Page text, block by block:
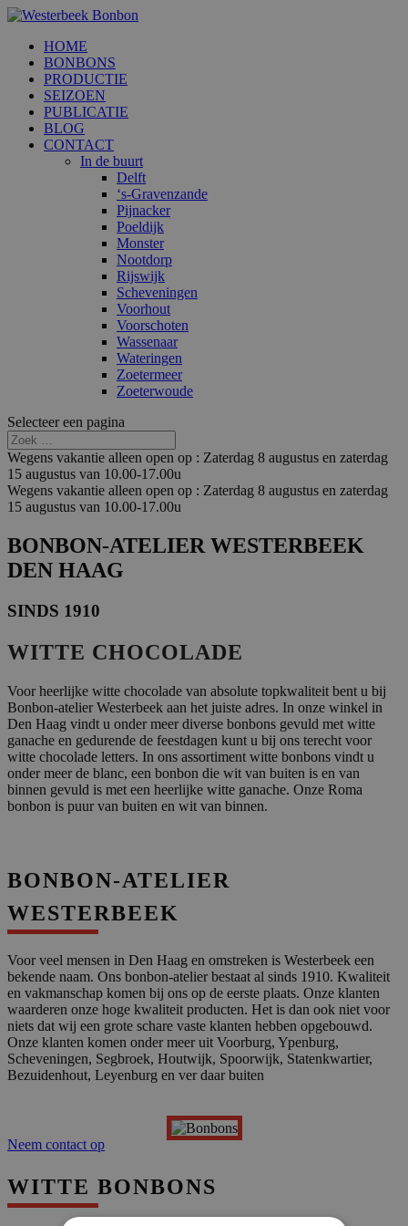
HOME
BONBONS
PRODUCTIE
SEIZOEN
PUBLICATIE
BLOG
CONTACT
In de buurt
Delft
‘s-Gravenzande
Pijnacker
Poeldijk
Monster
Nootdorp
Rijswijk
Scheveningen
Voorhout
Voorschoten
Wassenaar
Wateringen
Zoetermeer
Zoeterwoude
Selecteer een pagina
Wegens vakantie alleen open op : Zaterdag 8 augustus en zaterdag
15 augustus van 10.00-17.00u
Wegens vakantie alleen open op : Zaterdag 8 augustus en zaterdag
15 augustus van 10.00-17.00u
BONBON-ATELIER WESTERBEEK
DEN HAAG
SINDS 1910
WITTE CHOCOLADE
Voor heerlijke witte chocolade van absolute topkwaliteit bent u bij
Bonbon-atelier Westerbeek aan het juiste adres. In onze winkel in
Den Haag vindt u onder meer diverse bonbons gevuld met witte
ganache en gedurende de feestdagen kunt u bij ons terecht voor
witte chocolade letters. In ons assortiment witte bonbons vindt u
onder meer de blanc, een bonbon die wit van buiten is en van
binnen gevuld is met een heerlijke witte ganache. Onze Roma
bonbon is puur van buiten en wit van binnen.
BONBON-ATELIER
WESTERBEEK
Voor veel mensen in Den Haag en omstreken is Westerbeek een
bekende naam. Ons bonbon-atelier bestaat al sinds 1910. Kwaliteit
en vakmanschap komen bij ons op de eerste plaats. Onze klanten
waarderen onze hoge kwaliteit producten. Het is dan ook niet voor
niets dat wij een grote schare vaste klanten hebben opgebouwd.
Onze klanten komen onder meer uit Voorburg, Ypenburg,
Scheveningen, Segbroek, Houtwijk, Spoorwijk, Statenkwartier,
Bezuidenhout, Leyenburg en ver daar buiten
Neem contact op
WITTE BONBONS